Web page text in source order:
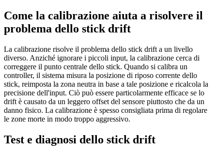
Come la calibrazione aiuta a risolvere il
problema dello stick drift
La calibrazione risolve il problema dello stick drift a un livello
diverso. Anziché ignorare i piccoli input, la calibrazione cerca di
correggere il punto centrale dello stick. Quando si calibra un
controller, il sistema misura la posizione di riposo corrente dello
stick, reimposta la zona neutra in base a tale posizione e ricalcola la
precisione dell'input. Ciò può essere particolarmente efficace se lo
drift è causato da un leggero offset del sensore piuttosto che da un
danno fisico. La calibrazione è spesso consigliata prima di regolare
le zone morte in modo troppo aggressivo.
Test e diagnosi dello stick drift